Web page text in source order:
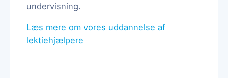
undervisning.
Læs mere om vores uddannelse af
lektiehjælpere